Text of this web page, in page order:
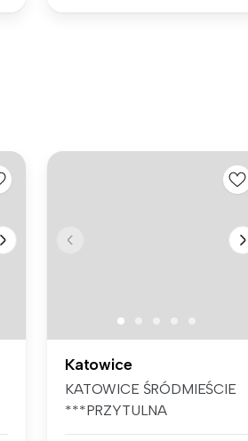
Katowice
KATOWICE ŚRÓDMIEŚCIE
***PRZYTULNA